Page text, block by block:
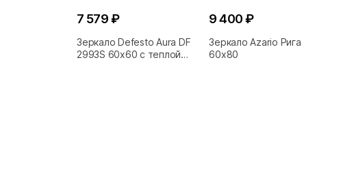
7 579 ₽
Зеркало Defesto Aura DF
2993S 60x60 с теплой
9 400 ₽
Зеркало Azario Рига
60х80